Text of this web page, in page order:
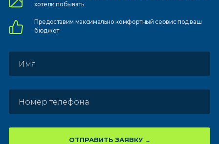
хотели побывать
Предоставим максимально комфортныйсервис под ваш
бюджет
ОТПРАВИТЬ ЗАЯВКУ